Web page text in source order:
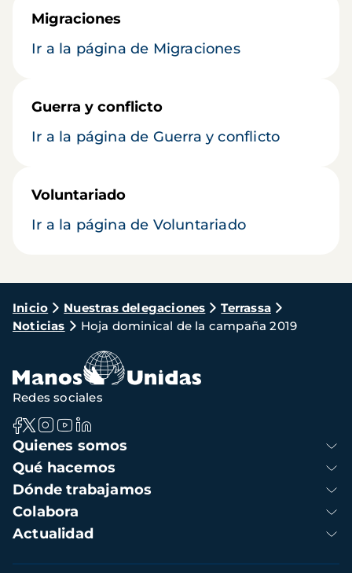
Migraciones
Ir a la página de Migraciones
Guerra y conflicto
Ir a la página de Guerra y conflicto
Voluntariado
Ir a la página de Voluntariado
Ruta
de
navegación
Inicio Nuestras delegaciones
Terrassa
Noticias
Hoja dominical de la campaña 2019
Navegación
principal
Quienes somos
Qué hacemos
Dónde trabajamos
Colabora
Actualidad
Redes sociales